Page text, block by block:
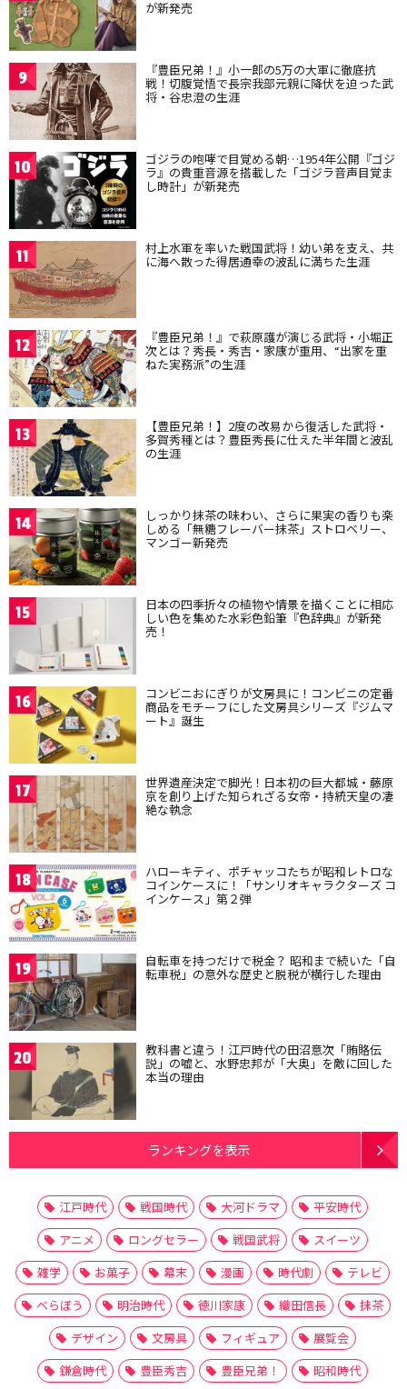
が新発売
9 『豊臣兄弟！』小一郎の5万の大軍に徹底抗
戦！切腹覚悟で長宗我部元親に降伏を迫った武
将・谷忠澄の生涯
10 ゴジラの咆哮で目覚める朝…1954年公開『ゴジ
ラ』の貴重音源を搭載した「ゴジラ音声目覚ま
し時計」が新発売
11 村上水軍を率いた戦国武将！幼い弟を支え、共
に海へ散った得居通幸の波乱に満ちた生涯
12 『豊臣兄弟！』で萩原護が演じる武将・小堀正
次とは？秀長・秀吉・家康が重用、“出家を重
ねた実務派”の生涯
13 【豊臣兄弟！】2度の改易から復活した武将・
多賀秀種とは？豊臣秀長に仕えた半年間と波乱
の生涯
14 しっかり抹茶の味わい、さらに果実の香りも楽
しめる「無糖フレーバー抹茶」ストロベリー、
マンゴー新発売
15 日本の四季折々の植物や情景を描くことに相応
しい色を集めた水彩色鉛筆『色辞典』が新発
売！
16 コンビニおにぎりが文房具に！コンビニの定番
商品をモチーフにした文房具シリーズ『ジムマ
ート』誕生
17 世界遺産決定で脚光！日本初の巨大都城・藤原
京を創り上げた知られざる女帝・持統天皇の凄
絶な執念
18 ハローキティ、ポチャッコたちが昭和レトロな
コインケースに！「サンリオキャラクターズ コ
インケース」第２弾
19 自転車を持つだけで税金？ 昭和まで続いた「自
転車税」の意外な歴史と脱税が横行した理由
20 教科書と違う！江戸時代の田沼意次「賄賂伝
説」の嘘と、水野忠邦が「大奥」を敵に回した
本当の理由
ランキングを表示
江戸時代 戦国時代 大河ドラマ
平安時代
アニメ
ロングセラー 戦国武将
スイーツ
雑学
お菓子 幕末 漫画 時代劇
テレビ
べらぼう
明治時代 徳川家康 織田信長
抹茶
デザイン
文房具 フィギュア
展覧会
鎌倉時代
豊臣秀吉 豊臣兄弟！
昭和時代